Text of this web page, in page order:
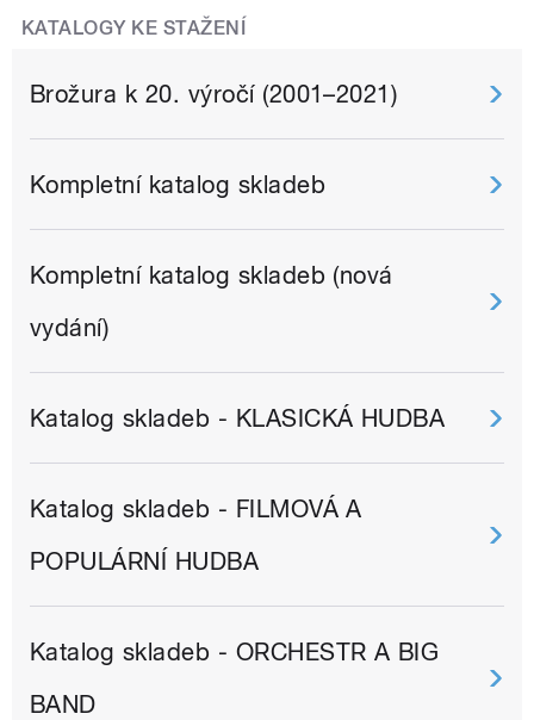
KATALOGY KE STAŽENÍ
Brožura k 20. výročí (2001–2021)
Kompletní katalog skladeb
Kompletní katalog skladeb (nová
vydání)
Katalog skladeb - KLASICKÁ HUDBA
Katalog skladeb - FILMOVÁ A
POPULÁRNÍ HUDBA
Katalog skladeb - ORCHESTR A BIG
BAND